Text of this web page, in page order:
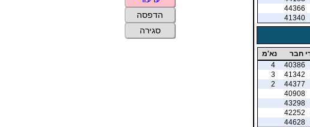
44366
41340
חבר
נא'מ
40386
4
41342
3
44377
2
40908
43298
42252
44628
הדפסה
סגירה